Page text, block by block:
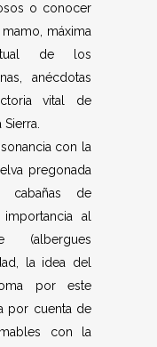
o conocer
máxima
de los
anécdotas
vital de
con la
pregonada
cabañas de
al
(albergues
la idea del
por este
por cuenta de
con la